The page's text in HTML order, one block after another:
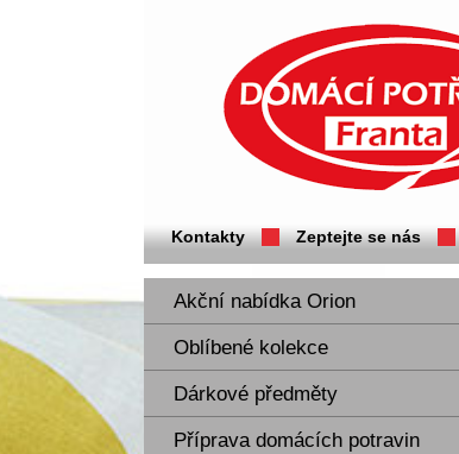
Kontakty Zeptejte se nás
Akční nabídka Orion
Oblíbené kolekce
Dárkové předměty
Příprava domácích potravin